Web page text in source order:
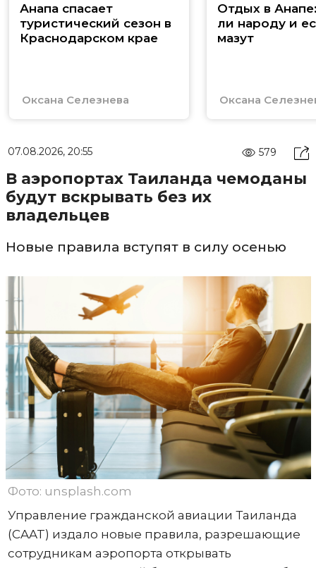
Анапа спасает
туристический сезон в
Краснодарском крае
Оксана Селезнева
Отдых в
ли народу и
мазут
Оксана
07.08.2026, 20:55 579
В аэропортах Таиланда чемоданы
будут вскрывать без их
владельцев
Новые правила вступят в силу осенью
Фото: unsplash.com
Управление гражданской авиации Таиланда
(CAAT) издало новые правила, разрешающие
сотрудникам аэропорта открывать